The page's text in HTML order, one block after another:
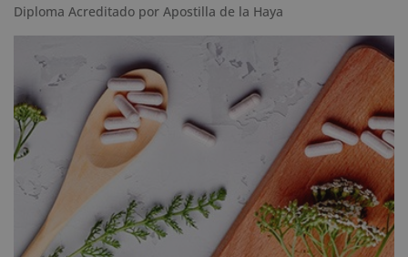
Diploma Acreditado por Apostilla de la Haya